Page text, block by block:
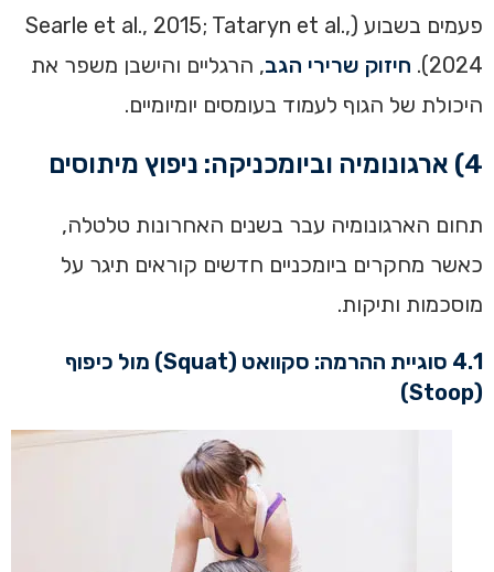
פעמים בשבוע (Searle et al., 2015; Tataryn et al.,
2024).
חיזוק שרירי הגב, הרגליים והישבן משפר את
היכולת של הגוף לעמוד בעומסים יומיומיים.
4) ארגונומיה וביומכניקה: ניפוץ מיתוסים
תחום הארגונומיה עבר בשנים האחרונות טלטלה,
כאשר מחקרים ביומכניים חדשים קוראים תיגר על
מוסכמות ותיקות.
4.1 סוגיית ההרמה: סקוואט (Squat) מול כיפוף
(Stoop)